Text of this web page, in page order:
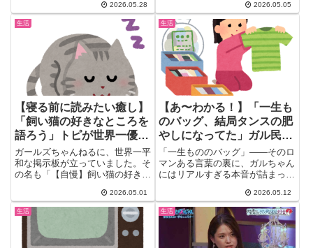
る気あるの？」の冷酷、人格否
定・暴言・寝る教官のリアル証言
と、令和の教習所事情まで一気に
2026.05.28 2026.05.05
生活
【寝る前に読みたい癒し】
「飼い猫の好きなところを
語ろう」トピが世界一優し
い場所だった件
ガールズちゃんねるに、世界一平
和な掲示板が立っていました。そ
の名も「【自慢】飼い猫の好きな
2026.05.01
生活
【あ〜わかる！】「一生も
のバッグ、結局タンスの肥
やしになってた」ガル民の
本音まとめ｜ヴィトン・シ
ャネル・エルメス、アラフ
ォーが直面するリアル
「一生もののバッグ」——そのロ
マンある言葉の裏に、ガルちゃん
にはリアルすぎる本音が詰まって
2026.05.12
生活 生活